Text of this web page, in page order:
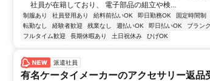
社員が在籍しており、 電子部品の組立や検...
制服あり 社員登用あり 給料前払いOK 即日勤務OK 固定時間制
転勤なし
経験者歓迎 残業なし 週払いOK 即日払いOK ブラン
フルタイム歓迎
長期休暇あり 土日祝休み ひげOK
派遣社員
有名ケータイメーカーのアクセサリー返